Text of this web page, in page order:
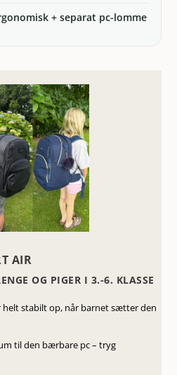
+ separat pc-lomme
AIR
OG PIGER I 3.-6. KLASSE
helt stabilt op, når barnet sætter den
til den bærbare pc – tryg